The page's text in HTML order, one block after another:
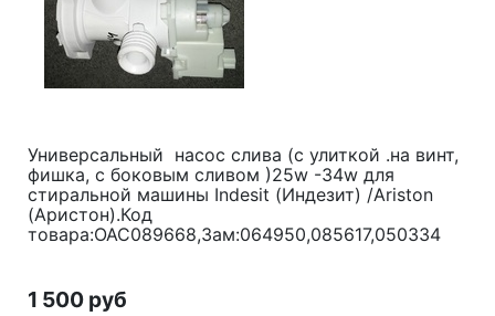
Универсальный насос слива (с улиткой .на винт,
фишка, с боковым сливом )25w -34w для
стиральной машины Indesit (Индезит) /Ariston
(Аристон).Код
товара:OAC089668,Зам:064950,085617,050334
1 500 руб